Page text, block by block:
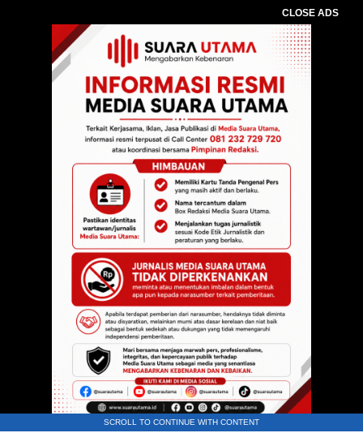
CLOSE ADS
SCROLL TO CONTINUE WITH CONTENT